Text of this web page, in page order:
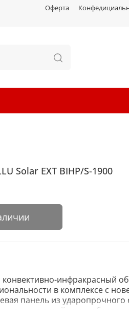
Оферта
Solar EXT BIHP/S-1900
инфракрасный
в комплексе с
панель из ударопрочного
дизайном и